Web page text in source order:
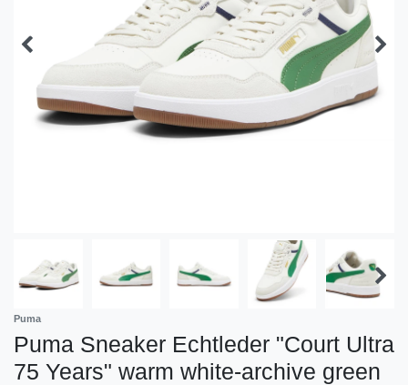
Puma
Puma Sneaker Echtleder "Court Ultra
75 Years" warm white-archive green